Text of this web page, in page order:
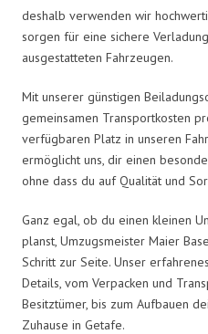
deshalb verwenden wir
sorgen für eine sichere
ausgestatteten Fahrzeugen.
Mit unserer günstigen
gemeinsamen Transportkosten
verfügbaren Platz in unseren
ermöglicht uns, dir einen
ohne dass du auf Qualität und
Ganz egal, ob du einen kleinen
planst, Umzugsmeister Maier
Schritt zur Seite. Unser
Details, vom Verpacken und
Besitztümer, bis zum Aufbauen
Zuhause in Getafe.